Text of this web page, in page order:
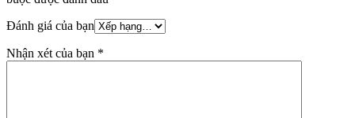
Đánh giá của bạn
Nhận xét của bạn *